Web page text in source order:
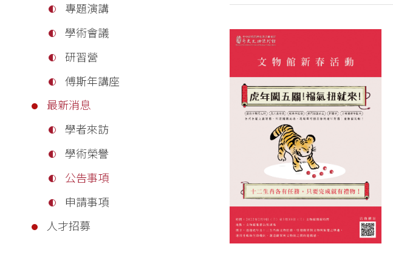
專題演講
學術會議
研習營
傅斯年講座
最新消息
學者來訪
學術榮譽
公告事項
申請事項
人才招募